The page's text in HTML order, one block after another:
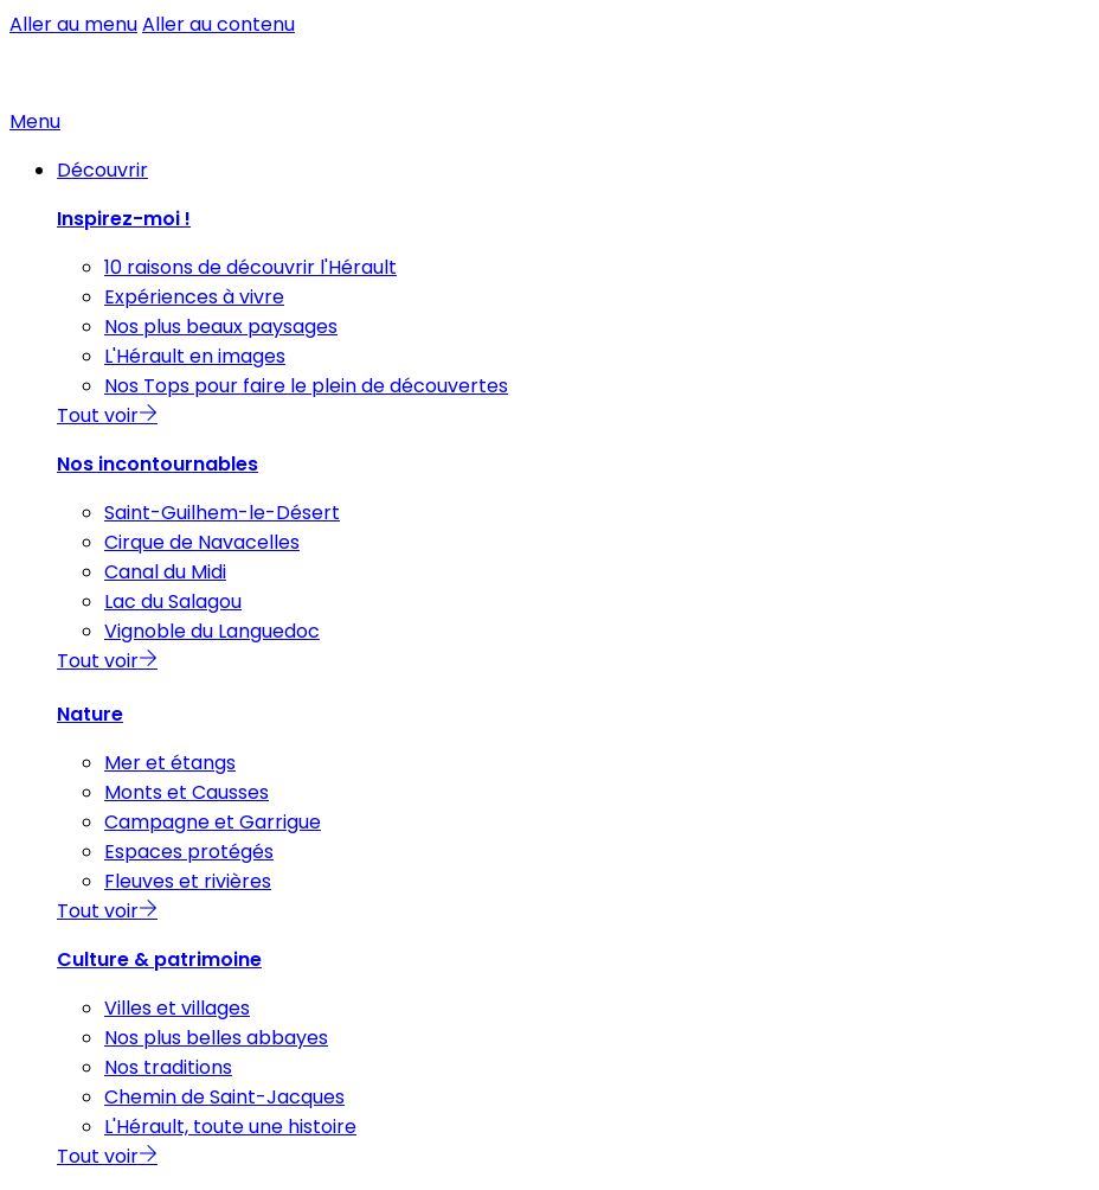
Aller au menuAller au contenu
Menu
Découvrir
Inspirez-moi !
10 raisons de découvrir l'Hérault
Expériences à vivre
Nos plus beaux paysages
L'Hérault en images
Nos Tops pour faire le plein de découvertes
Tout voir
Nos incontournables
Saint-Guilhem-le-Désert
Cirque de Navacelles
Canal du Midi
Lac du Salagou
Vignoble du Languedoc
Tout voir
Nature
Mer et étangs
Monts et Causses
Campagne et Garrigue
Espaces protégés
Fleuves et rivières
Tout voir
Culture & patrimoine
Villes et villages
Nos plus belles abbayes
Nos traditions
Chemin de Saint-Jacques
L'Hérault, toute une histoire
Tout voir